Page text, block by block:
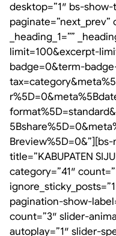
desktop=”1″ bs-
_heading_1=””
limit=100&excerpt-
badge=0&term-
title=”KABUPATEN
category=”41″
pagination-show-
count=”3″ slider-
autoplay=”1″ slider-